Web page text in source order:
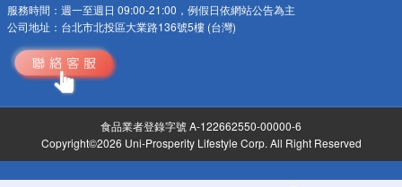
服務時間： 週一至週日 09:00-21:00，例假日依網站公告為主
公司地址： 台北市北投區大業路136號5樓 (台灣)
食品業者登錄字號 A-122662550-00000-6
Copyright©2026 Uni-Prosperity Lifestyle Corp. All Right Reserved